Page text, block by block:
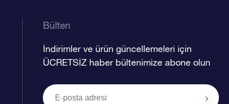
Bülten
İndirimler ve ürün güncellemeleri için
ÜCRETSİZ haber bültenimize abone olun